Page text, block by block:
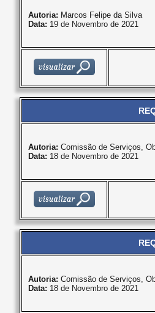
Autoria: Marcos Felipe da Silva
Data: 19 de Novembro de 2021
Autoria: Comissão de Serviços,
Data: 18 de Novembro de 2021
Autoria: Comissão de Serviços,
Data: 18 de Novembro de 2021